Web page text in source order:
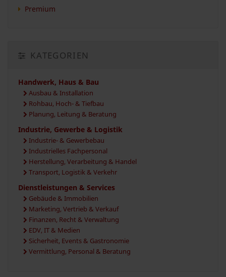
Premium
KATEGORIEN
Handwerk, Haus & Bau
Ausbau & Installation
Rohbau, Hoch- & Tiefbau
Planung, Leitung & Beratung
Industrie, Gewerbe & Logistik
Industrie- & Gewerbebau
Industrielles Fachpersonal
Herstellung, Verarbeitung & Handel
Transport, Logistik & Verkehr
Dienstleistungen & Services
Gebäude & Immobilien
Marketing, Vertrieb & Verkauf
Finanzen, Recht & Verwaltung
EDV, IT & Medien
Sicherheit, Events & Gastronomie
Vermittlung, Personal & Beratung